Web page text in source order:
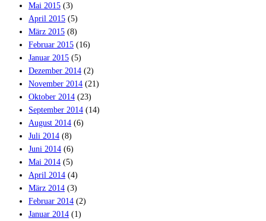
Mai 2015 (3)
April 2015 (5)
März 2015 (8)
Februar 2015 (16)
Januar 2015 (5)
Dezember 2014 (2)
November 2014 (21)
Oktober 2014 (23)
September 2014 (14)
August 2014 (6)
Juli 2014 (8)
Juni 2014 (6)
Mai 2014 (5)
April 2014 (4)
März 2014 (3)
Februar 2014 (2)
Januar 2014 (1)